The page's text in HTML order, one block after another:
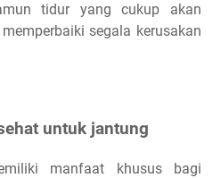
tidur yang cukup akan
segala kerusakan
untuk jantung
manfaat khusus bagi